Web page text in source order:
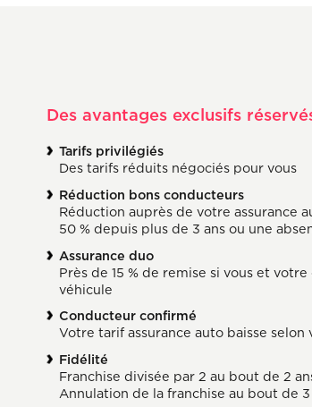
Des avantages exclusifs
Tarifs privilégiés
Des tarifs réduits négociés pour vous
Réduction bons conducteurs
Réduction auprès de votre assurance
50 % depuis plus de 3 ans ou une
Assurance duo
Près de 15 % de remise si vous et
véhicule
Conducteur confirmé
Votre tarif assurance auto baisse
Fidélité
Franchise divisée par 2 au bout de 2
Annulation de la franchise au bout de 3